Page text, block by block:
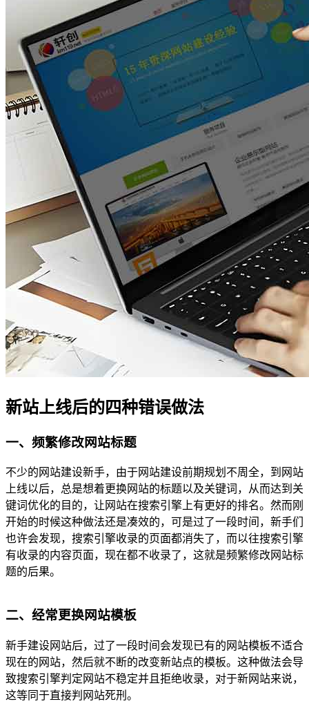
新站上线后的四种错误做法
一、频繁修改网站标题
不少的网站建设新手，由于网站建设前期规划不周全，到网站
上线以后，总是想着更换网站的标题以及关键词，从而达到关
键词优化的目的，让网站在搜索引擎上有更好的排名。然而刚
开始的时候这种做法还是凑效的，可是过了一段时间，新手们
也许会发现，搜索引擎收录的页面都消失了，而以往搜索引擎
有收录的内容页面，现在都不收录了，这就是频繁修改网站标
题的后果。
二、经常更换网站模板
新手建设网站后，过了一段时间会发现已有的网站模板不适合
现在的网站，然后就不断的改变新站点的模板。这种做法会导
致搜索引擎判定网站不稳定并且拒绝收录，对于新网站来说，
这等同于直接判网站死刑。